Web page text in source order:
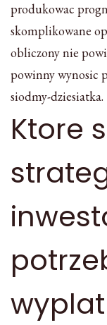
produkowac
skomplikowane
obliczony nie
powinny wynosic
siodmy-dziesiatka.
Ktore
wyplat